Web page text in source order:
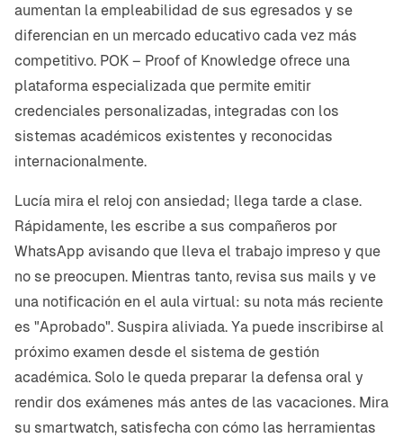
aumentan la empleabilidad de sus egresados y se
diferencian en un mercado educativo cada vez más
competitivo. POK – Proof of Knowledge ofrece una
plataforma especializada que permite emitir
credenciales personalizadas, integradas con los
sistemas académicos existentes y reconocidas
internacionalmente.
Lucía mira el reloj con ansiedad; llega tarde a clase.
Rápidamente, les escribe a sus compañeros por
WhatsApp avisando que lleva el trabajo impreso y que
no se preocupen. Mientras tanto, revisa sus mails y ve
una notificación en el aula virtual: su nota más reciente
es "Aprobado". Suspira aliviada. Ya puede inscribirse al
próximo examen desde el sistema de gestión
académica. Solo le queda preparar la defensa oral y
rendir dos exámenes más antes de las vacaciones. Mira
su smartwatch, satisfecha con cómo las herramientas